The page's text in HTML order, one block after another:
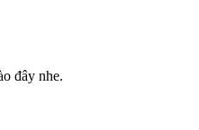
đây nhe.